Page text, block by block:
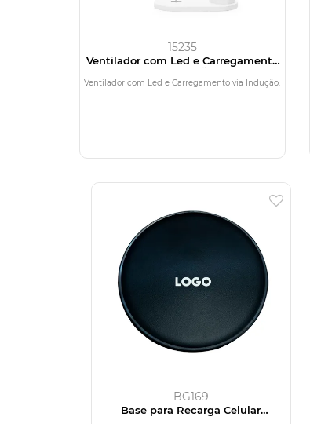
15235
Ventilador com Led e Carregamento
Ventilador com Led e Carregamento via Indução.
BG169
Base para Recarga Celular